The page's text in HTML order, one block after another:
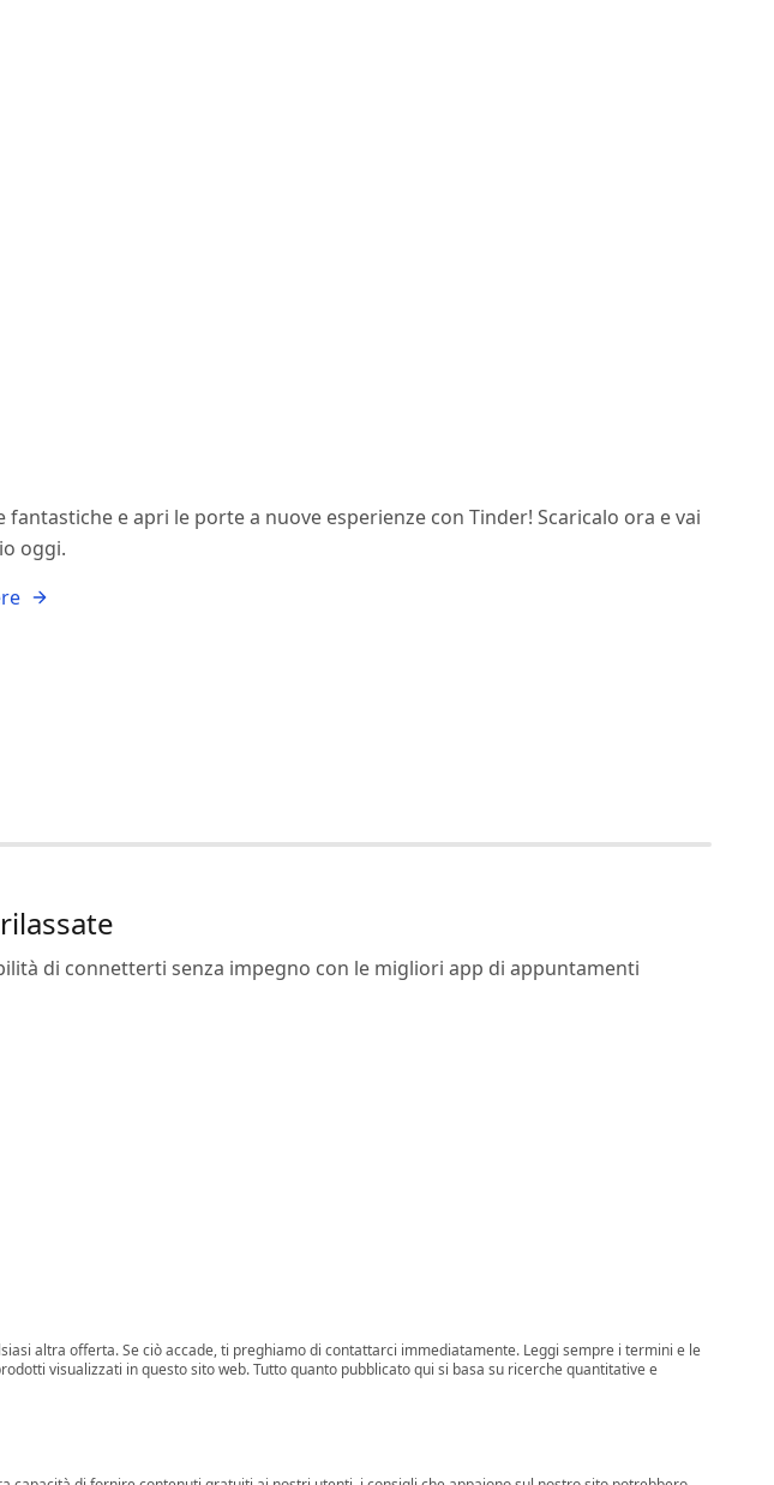
e apri le porte a nuove esperienze con Tinder! Scaricalo ora e vai
oggi.
di connetterti senza impegno con le migliori app di appuntamenti
altra offerta. Se ciò accade, ti preghiamo di contattarci immediatamente. Leggi sempre i termini e le
visualizzati in questo sito web. Tutto quanto pubblicato qui si basa su ricerche quantitative e